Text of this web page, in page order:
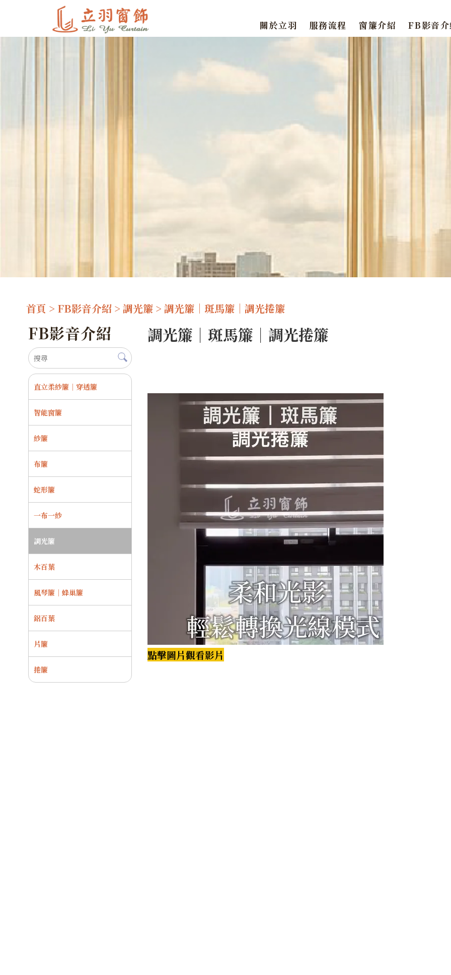
關於立羽 服務流程 窗簾介紹 FB影音
首頁 > FB影音介紹 > 調光簾 > 調光簾｜斑馬簾｜調光捲簾
FB影音介紹
直立柔紗簾｜穿透簾
智能窗簾
紗簾
布簾
蛇形簾
一布一紗
調光簾
木百葉
風琴簾｜蜂巢簾
鋁百葉
片簾
捲簾
調光簾｜斑馬簾｜調光捲簾
點擊圖片觀看影片